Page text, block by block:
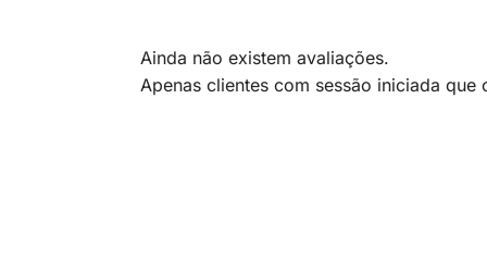
Ainda não existem avaliações.
Apenas clientes com sessão iniciada